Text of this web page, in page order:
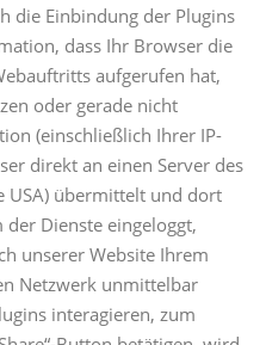
die Einbindung der Plugins
dass Ihr Browser die
aufgerufen hat,
oder gerade nicht
(einschließlich Ihrer IP-
direkt an einen Server des
USA) übermittelt und dort
der Dienste eingeloggt,
unserer Website Ihrem
Netzwerk unmittelbar
interagieren, zum